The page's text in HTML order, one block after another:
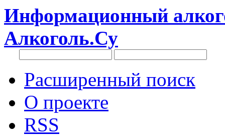
Информационный
Алкоголь.Су
Расширенный поиск
О проекте
RSS